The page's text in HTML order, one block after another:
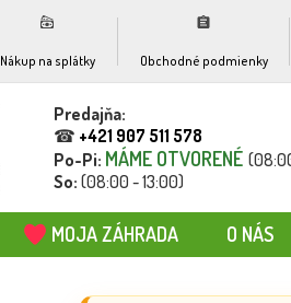
Nákup na splátky Obchodné podmienky
Predajňa:
☎ +421 907 511 578
Po-Pi: MÁME OTVORENÉ
So: (08:00 - 13:00)
MOJA ZÁHRADA O NÁS